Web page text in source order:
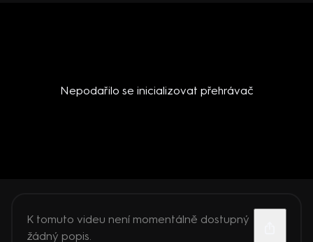
Nepodařilo se inicializovat přehrávač
K tomuto videu není momentálně dostupný
žádný popis.